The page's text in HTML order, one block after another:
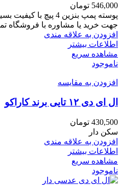
546,000 تومان
پوسته پمپ بنزین 4
جهت خرید یا مشاوره با فروشگاه تماس
افزودن به علاقه مندی
اطلاعات بیشتر
مشاهده سریع
ناموجود
افزودن به مقایسه
ال ای دی ۱۲ تایی برند کاراکو
430,500 تومان
سکن دار
افزودن به علاقه مندی
اطلاعات بیشتر
مشاهده سریع
ناموجود